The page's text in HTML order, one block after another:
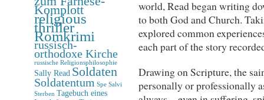
world, Read began writing
to both God and Church.
explored common
each part of the story
Drawing on Scripture, the
personally or professionally
Komplott
religious
thriller
Romkrimi
russisch-
orthodoxe Kirche
russische Religionsphilosophie
Sally Read Soldaten
Soldatentum Spe Salvi
Sterben Tagebuch eines